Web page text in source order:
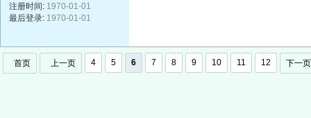
注册时间: 1970-01-01
最后登录: 1970-01-01
首页 上一页 4 5 6 7 8 9 10 11 12 下一页